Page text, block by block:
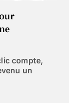
compte,
un